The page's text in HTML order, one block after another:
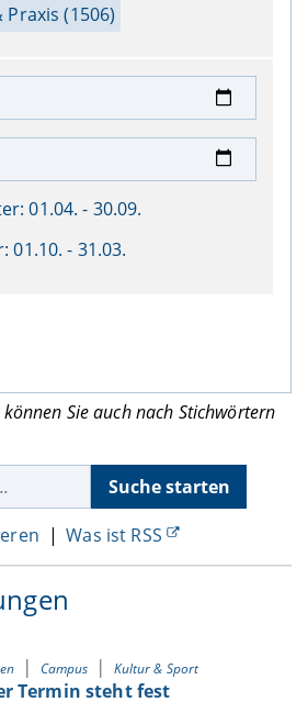
(1506)
01.04. - 30.09.
01.10. - 31.03.
Sie auch nach Stichwörtern
| Was ist RSS
Campus Kultur & Sport
Termin steht fest